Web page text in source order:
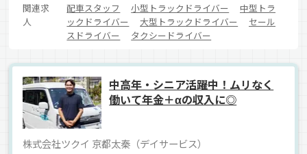
関連求
人
配車スタッフ 小型トラックドライバー
中型トラ
ックドライバー
大型トラックドライバー
セール
スドライバー
タクシードライバー
中高年・シニア活躍中！ムリなく
働いて年金＋αの収入に◎
株式会社ツクイ 京都太秦（デイサービス）